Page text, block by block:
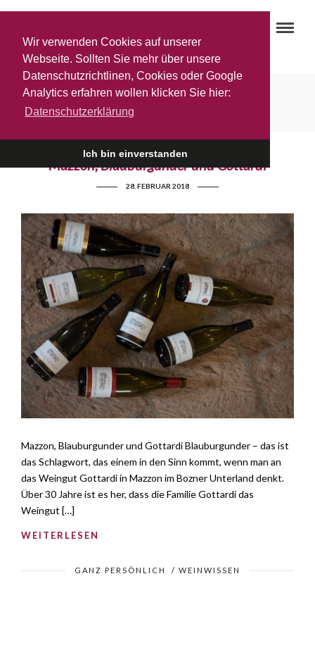
Wir verwenden Cookies auf unserer
Webseite. Sollten Sie mehr über unsere
Datenschutzrichtlinen, Cookies oder Google
Analytics erfahren wollen klicken Sie hier:
Datenschutzerklärung
Ich bin einverstanden
Annata
Mazzon, Blauburgunder und Gottardi
28. FEBRUAR 2018
Mazzon, Blauburgunder und Gottardi Blauburgunder – das ist
das Schlagwort, das einem in den Sinn kommt, wenn man an
das Weingut Gottardi in Mazzon im Bozner Unterland denkt.
Über 30 Jahre ist es her, dass die Familie Gottardi das
Weingut […]
WEITERLESEN
GANZ PERSÖNLICH / WEINWISSEN